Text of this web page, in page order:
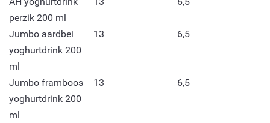
perzik 200 ml
Jumbo aardbei
yoghurtdrink 200
ml
13 6,5
Jumbo framboos
yoghurtdrink 200
ml
13 6,5